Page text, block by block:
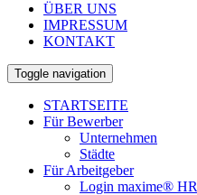
ÜBER UNS
IMPRESSUM
KONTAKT
Toggle navigation
STARTSEITE
Für Bewerber
Unternehmen
Städte
Für Arbeitgeber
Login maxime® HR